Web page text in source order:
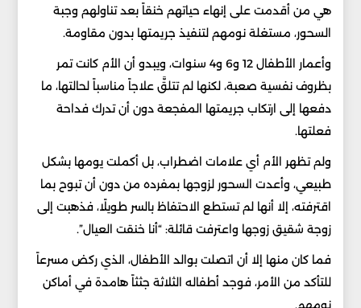
هي من أقدمت على إنهاء حياتهم خنقاً بعد تناولهم وجبة
السحور، مستغلة نومهم لتنفيذ جريمتها بدون مقاومة.
وأعمار الأطفال 12 و6 و4 سنوات، ويبدو أن الأم كانت تمر
بظروف نفسية صعبة، لكنها لم تتلقَّ علاجاً مناسباً لحالتها، ما
دفعها إلى ارتكاب جريمتها المفجعة دون أن تدرك فداحة
فعلتها.
ولم تظهر الأم أي علامات اضطراب، بل أكملت يومها بشكل
طبيعي، وأعدت السحور لزوجها بمفرده من دون أن تبوح بما
اقترفته، إلا أنها لم تستطع الاحتفاظ بالسر طويلًا، فذهبت إلى
زوجة شقيق زوجها واعترفت قائلة: “أنا خنقت العيال”.
فما كان منها إلا أن اتصلت بوالد الأطفال، الذي ركض مسرعاً
للتأكد من الأمر، فوجد أطفاله الثلاثة جثثاً هامدة في أماكن